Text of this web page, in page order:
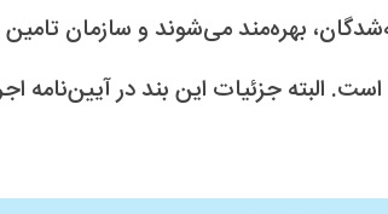
بهره‌مند می‌شوند و سازمان تامین
البته جزئیات این بند در آیین‌نامه